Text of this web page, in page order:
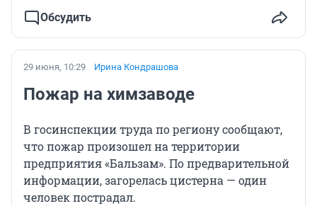
Обсудить
29 июня, 10:29 Ирина Кондрашова
Пожар на химзаводе
В госинспекции труда по региону сообщают,
что пожар произошел на территории
предприятия «Бальзам». По предварительной
информации, загорелась цистерна — один
человек пострадал.